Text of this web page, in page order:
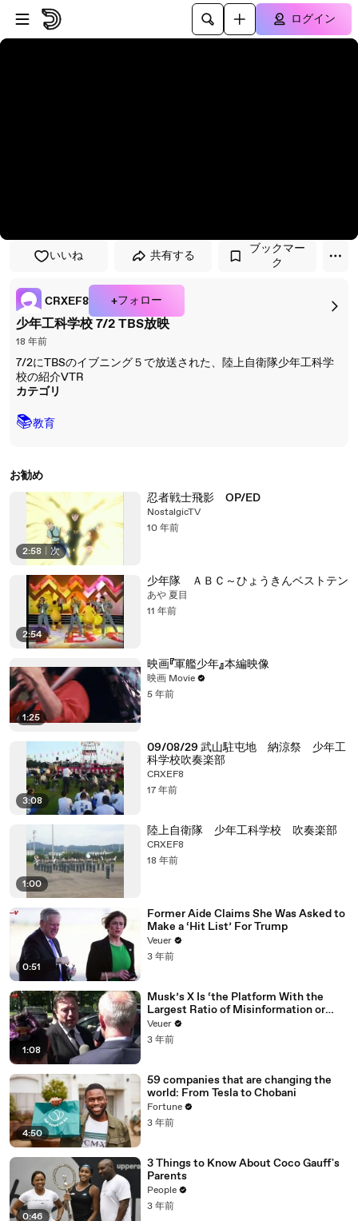
プレイヤーにスキップ
メインコンテンツにスキップ
ログイン
いいね 共有する
ブックマー
ク
CRXEF8 +フォロー
少年工科学校 7/2 TBS放映
18 年前
7/2にTBSのイブニング５で放送された、陸上自衛隊少年工科学
校の紹介VTR
カテゴリ
📚教育
お勧め
2:58 次
忍者戦士飛影 OP/ED
NostalgicTV
10 年前
2:54
少年隊 ＡＢＣ～ひょうきんベストテン
あや 夏目
11 年前
1:25
映画『軍艦少年』本編映像
映画 Movie
5 年前
3:08
09/08/29 武山駐屯地 納涼祭 少年工
科学校吹奏楽部
CRXEF8
17 年前
1:00
陸上自衛隊 少年工科学校 吹奏楽部
CRXEF8
18 年前
0:51
Former Aide Claims She Was Asked to
Make a ‘Hit List’ For Trump
Veuer
3 年前
1:08
Musk’s X Is ‘the Platform With the
Largest Ratio of Misinformation or
Disinformation’ Amongst All Social
Media Platforms
Veuer
3 年前
4:50
59 companies that are changing the
world: From Tesla to Chobani
Fortune
3 年前
0:46
3 Things to Know About Coco Gauff's
Parents
People
3 年前